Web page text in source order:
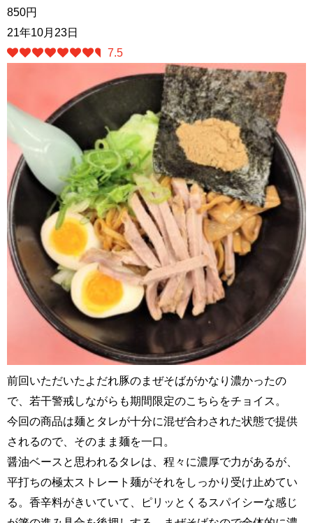
850円
21年10月23日
7.5
前回いただいたよだれ豚のまぜそばがかなり濃かったの
で、若干警戒しながらも期間限定のこちらをチョイス。
今回の商品は麺とタレが十分に混ぜ合わされた状態で提供
されるので、そのまま麺を一口。
醤油ベースと思われるタレは、程々に濃厚で力があるが、
平打ちの極太ストレート麺がそれをしっかり受け止めてい
る。香辛料がきいていて、ピリッとくるスパイシーな感じ